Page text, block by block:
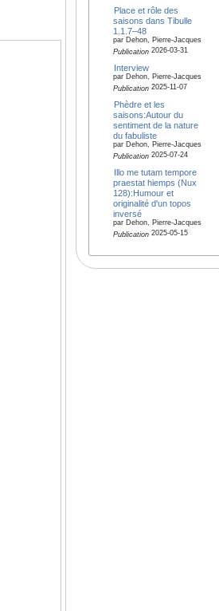
Place et rôle des
saisons dans Tibulle
1.1.7–48
par Dehon, Pierre-Jacques
Publication2026-03-31
Interview
par Dehon, Pierre-Jacques
Publication2025-11-07
Phèdre et les
saisons:Autour du
sentiment de la nature
du fabuliste
par Dehon, Pierre-Jacques
Publication2025-07-24
Illo me tutam tempore
praestat hiemps (Nux
128):Humour et
originalité d'un topos
inversé
par Dehon, Pierre-Jacques
Publication2025-05-15